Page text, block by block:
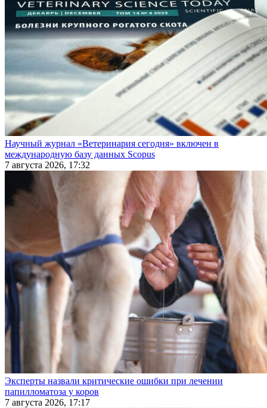
Научный журнал «Ветеринария сегодня» включен в
международную базу данных Scopus
7 августа 2026, 17:32
Эксперты назвали критические ошибки при лечении
папилломатоза у коров
7 августа 2026, 17:17